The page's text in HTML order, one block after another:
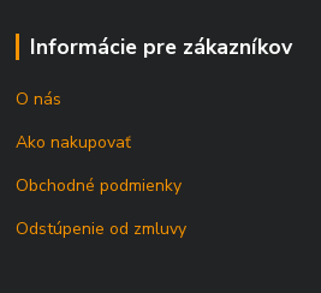
Informácie pre zákazníkov
O nás
Ako nakupovať
Obchodné podmienky
Odstúpenie od zmluvy